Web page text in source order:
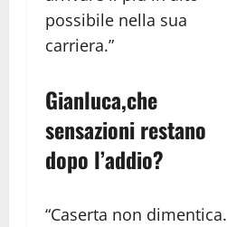
possibile nella sua
carriera.”
Gianluca,che
sensazioni restano
dopo l’addio?
“Caserta non dimentica.